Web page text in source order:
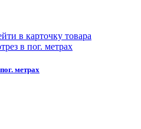
в карточку товара
метрах